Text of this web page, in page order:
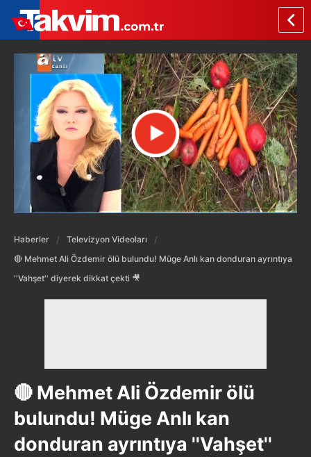
Haberler
Televizyon Videoları
🔴 Mehmet Ali Özdemir ölü bulundu! Müge Anlı kan donduran ayrıntıya
''Vahşet'' diyerek dikkat çekti 🎥
🔴 Mehmet Ali Özdemir ölü
bulundu! Müge Anlı kan
donduran ayrıntıya ''Vahşet''